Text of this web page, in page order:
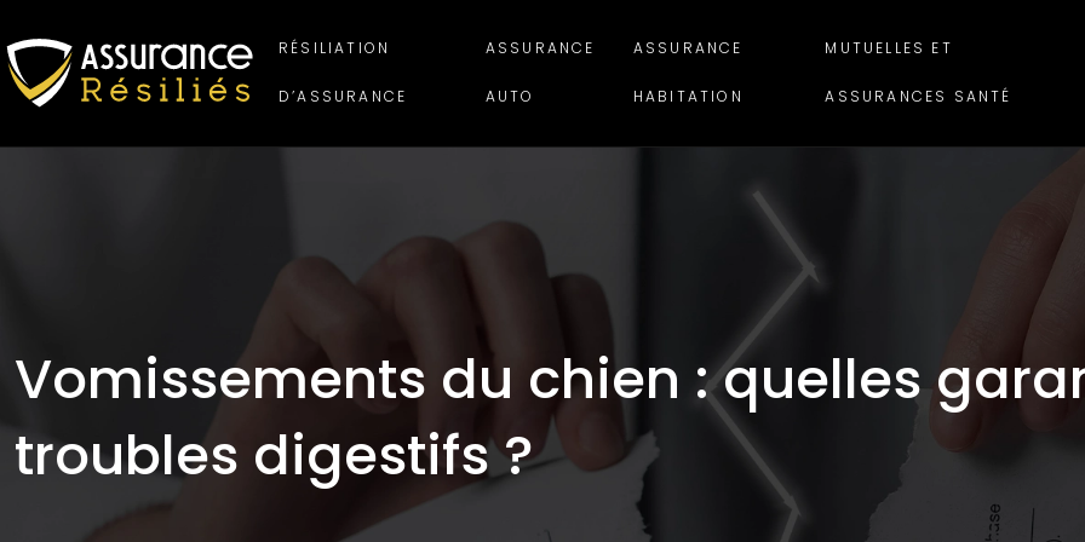
RÉSILIATION
D’ASSURANCE
ASSURANCE
AUTO
ASSURANCE
HABITATION
MUTUELLES ET
ASSURANCES SANTÉ
Vomissements du chien : quelles
troubles digestifs ?